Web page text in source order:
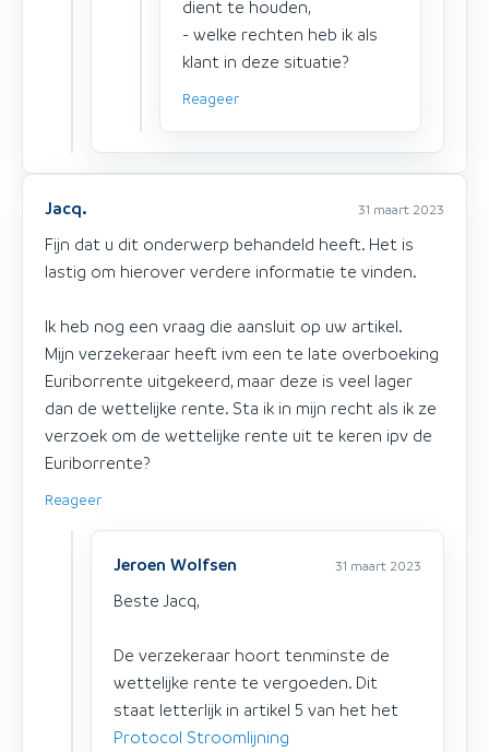
dient te houden,
- welke rechten heb ik als
klant in deze situatie?
Reageer
Jacq. 31 maart 2023
Fijn dat u dit onderwerp behandeld heeft. Het is
lastig om hierover verdere informatie te vinden.
Ik heb nog een vraag die aansluit op uw artikel.
Mijn verzekeraar heeft ivm een te late overboeking
Euriborrente uitgekeerd, maar deze is veel lager
dan de wettelijke rente. Sta ik in mijn recht als ik ze
verzoek om de wettelijke rente uit te keren ipv de
Euriborrente?
Reageer
Jeroen Wolfsen 31 maart 2023
Beste Jacq,
De verzekeraar hoort tenminste de
wettelijke rente te vergoeden. Dit
staat letterlijk in artikel 5 van het het
Protocol Stroomlijning